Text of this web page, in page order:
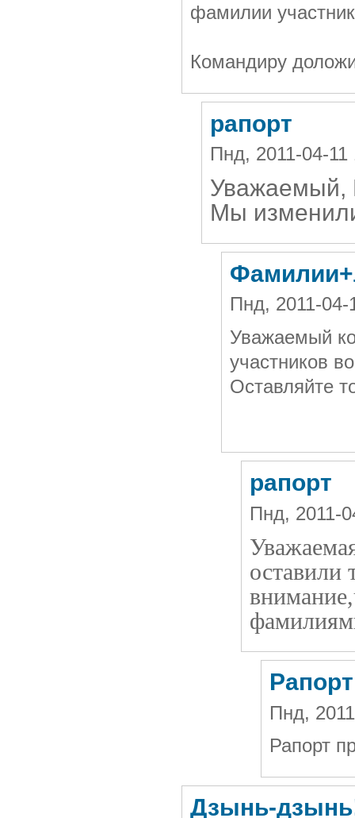
фамилии
Командиру
рапорт
Пнд, 2011-04-
Уважаемый,
Мы
Пнд, 2011-
Уважаемый
участников
Оставляйте
рапорт
Пнд, 2011-
оставили
Пнд,
Рапорт
Дзынь-